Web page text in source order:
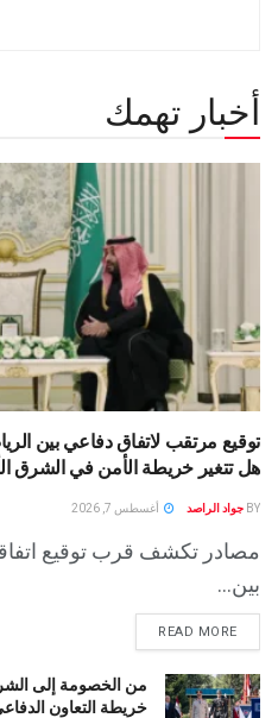
أخبار تهمك
توقيع مرتقب لاتفاق دفاعي بين
هل تتغير خريطة الأمن في الشرق
BY جواد الراصد أغسطس 7, 2026
مصادر تكشف قرب توقيع
بين...
READ MORE
من الخصومة إلى
خريطة التعاون